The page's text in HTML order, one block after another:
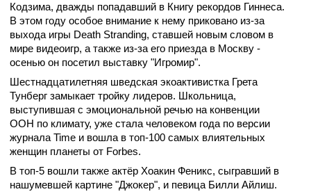
Кодзима, дважды попадавший в Книгу рекордов Гиннеса.
В этом году особое внимание к нему приковано из-за
выхода игры Death Stranding, ставшей новым словом в
мире видеоигр, а также из-за его приезда в Москву -
осенью он посетил выставку "Игромир".
Шестнадцатилетняя шведская экоактивистка Грета
Тунберг замыкает тройку лидеров. Школьница,
выступившая с эмоциональной речью на конвенции
ООН по климату, уже стала человеком года по версии
журнала Time и вошла в топ-100 самых влиятельных
женщин планеты от Forbes.
В топ-5 вошли также актёр Хоакин Феникс, сыгравший в
нашумевшей картине "Джокер", и певица Билли Айлиш.